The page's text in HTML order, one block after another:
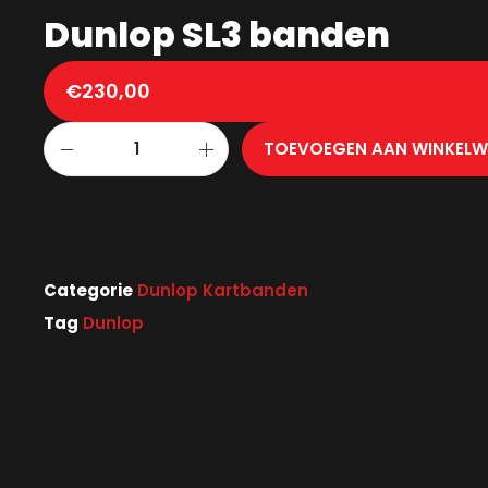
Dunlop SL3 banden
€230,00
TOEVOEGEN AAN
Categorie Dunlop Kartbanden
Tag Dunlop